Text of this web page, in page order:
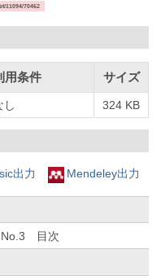
11094/70462
用条件 サイズ
し 324 KB
出力 Mendeley出力
No.3 目次